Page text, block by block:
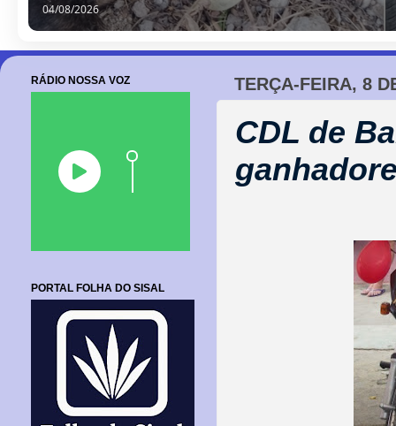
04/08/2026
TERÇA-FEIRA, 8
CDL de
RÁDIO NOSSA VOZ
PORTAL FOLHA DO SISAL